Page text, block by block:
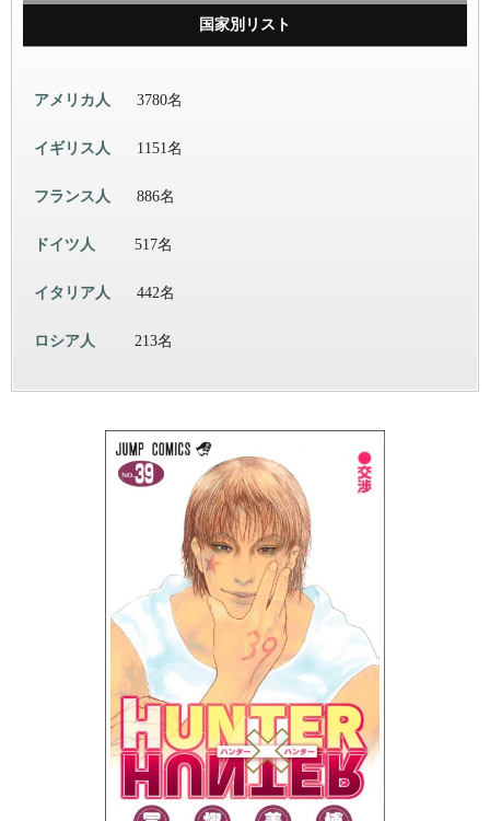
国家別リスト
アメリカ人 3780名
イギリス人 1151名
フランス人 886名
ドイツ人 517名
イタリア人 442名
ロシア人 213名